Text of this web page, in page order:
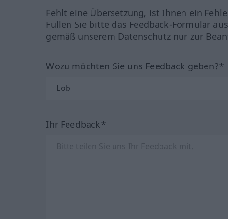
Fehlt eine Übersetzung, ist Ihnen ein
Füllen Sie bitte das Feedback-Formular
gemäß unserem Datenschutz nur zur
Wozu möchten Sie uns Feedback geben?*
Ihr Feedback*